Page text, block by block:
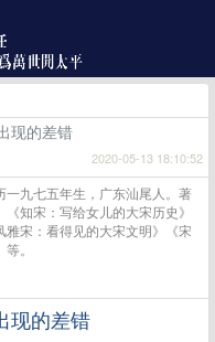
现的差错
2020-05-13 18:10:52
一九七五年生，广东汕尾人。著
知宋：写给女儿的大宋历史》
雅宋：看得见的大宋文明》《宋
。
现的差错